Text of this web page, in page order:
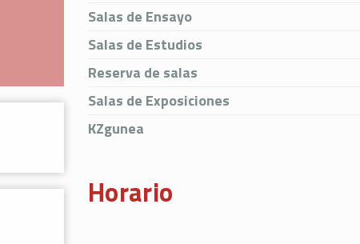
Salas de Ensayo
Salas de Estudios
Reserva de salas
Salas de Exposiciones
KZgunea
Horario